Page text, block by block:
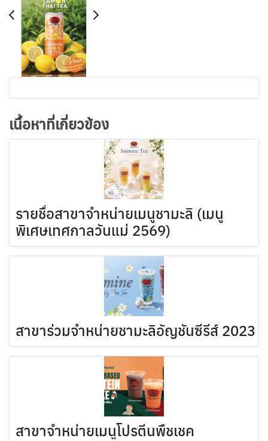
เนื้อหาที่เกี่ยวข้อง
รายชื่อสาขาจำหน่ายเมนูชามะลิ (เมนู
พิเศษเทศกาลวันแม่ 2569)
สาขาร่วมจำหน่ายชามะลิอัญชันซีรีส์ 2023
สาขาจำหน่ายเมนูโปรตีนพืชเชค